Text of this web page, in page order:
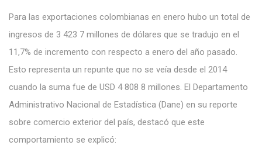
Para las exportaciones colombianas en enero hubo un total de
ingresos de 3 423 7 millones de dólares que se tradujo en el
11,7% de incremento con respecto a enero del año pasado.
Esto representa un repunte que no se veía desde el 2014
cuando la suma fue de USD 4 808 8 millones. El Departamento
Administrativo Nacional de Estadística (Dane) en su reporte
sobre comercio exterior del país, destacó que este
comportamiento se explicó: